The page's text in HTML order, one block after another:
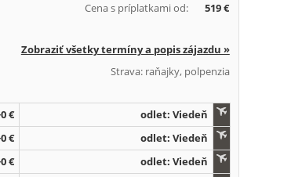
Cena s príplatkami od:
519 €
Zobraziť všetky termíny a popis zájazdu »
Strava: raňajky, polpenzia
€
odlet: Viedeň
€
odlet: Viedeň
€
odlet: Viedeň